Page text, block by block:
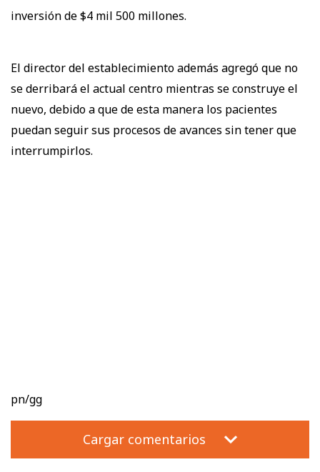
inversión de $4 mil 500 millones.
El director del establecimiento además agregó que no
se derribará el actual centro mientras se construye el
nuevo, debido a que de esta manera los pacientes
puedan seguir sus procesos de avances sin tener que
interrumpirlos.
pn/gg
Cargar comentarios